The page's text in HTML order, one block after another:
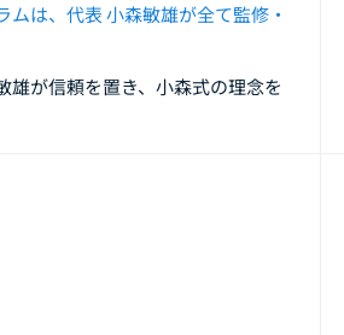
ムは、代表 小森敏雄が全て監修・
雄が信頼を置き、小森式の理念を